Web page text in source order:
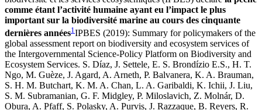
comme étant l’activité humaine ayant eu l’impact le plus
important sur la biodiversité marine au cours des cinquante
dernières années1 IPBES (2019): Summary for policymakers of the
global assessment report on biodiversity and ecosystem services of
the Intergovernmental Science-Policy Platform on Biodiversity and
Ecosystem Services. S. Díaz, J. Settele, E. S. Brondízio E.S., H. T.
Ngo, M. Guèze, J. Agard, A. Arneth, P. Balvanera, K. A. Brauman,
S. H. M. Butchart, K. M. A. Chan, L. A. Garibaldi, K. Ichii, J. Liu,
S. M. Subramanian, G. F. Midgley, P. Miloslavich, Z. Molnár, D.
Obura, A. Pfaff, S. Polasky, A. Purvis, J. Razzaque, B. Reyers, R.